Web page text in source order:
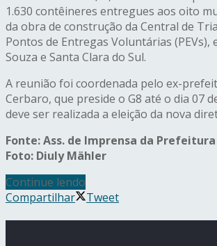
1.630 contêineres entregues aos oito
da obra de construção da Central de
Pontos de Entregas Voluntárias (PEVs),
Souza e Santa Clara do Sul.
A reunião foi coordenada pelo ex-
Cerbaro, que preside o G8 até o dia 07
deve ser realizada a eleição da nova
Fonte: Ass. de Imprensa da
Foto: Diuly Mähler
Continue lendo
Compartilhar
Tweet